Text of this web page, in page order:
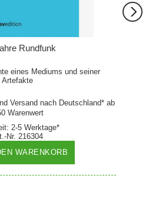
Rundfunk
eines Mediums und seiner
Artefakte
Versandnach Deutschland* ab
Warenwert
2-5 Werktage*
Nr. 216304
WARENKORB